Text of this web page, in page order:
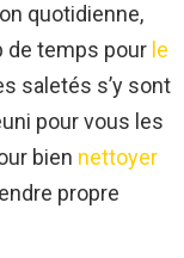
quotidienne,
de temps pour le
saletés s’y sont
pour vous les
bien nettoyer
propre